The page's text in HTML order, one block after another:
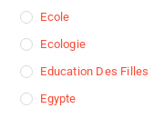
Ecole
Ecologie
Education Des Filles
Egypte